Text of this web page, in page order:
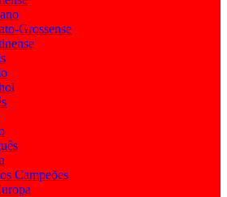
Grossense
Campeões